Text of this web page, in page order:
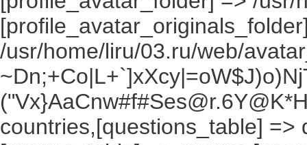
/usr/home/liru/03.ru/web/
countries,[questions_table]